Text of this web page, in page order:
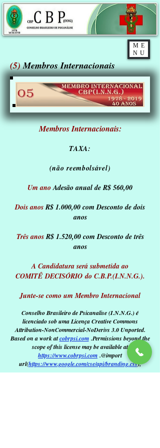
ME
NU
(5) Membros Internacionais
Membros Internacionais:
TAXA:
(não reembolsável)
Um anoAdesão anual de R$ 560,00
Dois anosR$ 1.000,00 com Desconto de dois
anos
Três anosR$ 1.520,00 com Desconto de três
anos
A Candidatura será submetida ao
COMITÊ DECISÓRIO do C.B.P.(I.N.N.G.).
Junte-se como um Membro Internacional
Conselho Brasileiro de Psicanalise (I.N.N.G.)é
licenciado sob umaLicença Creative Commons
Attribution-NonCommercial-NoDerivs 3.0 Unported.
Based on a work atcobrpsi.com.Permissions beyond the
scope of this license may be available at
https://www.cobrpsi.com .@import
url(https://www.google.com/cse/api/branding.css);